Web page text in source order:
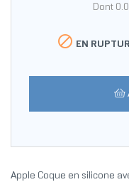
Dont
 EN
Apple Coque en silicone